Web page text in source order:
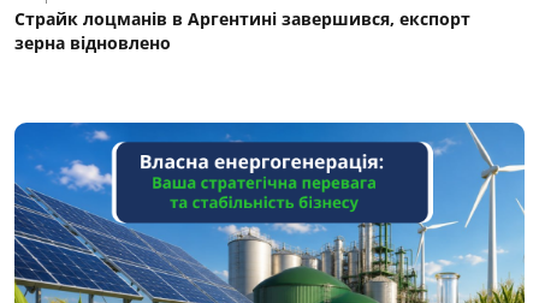
Страйк лоцманів в Аргентині завершився, експорт
зерна відновлено